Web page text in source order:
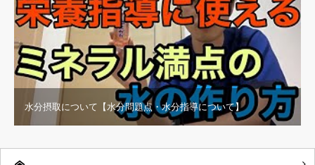
水分摂取について【水分問題点・水分指導について】